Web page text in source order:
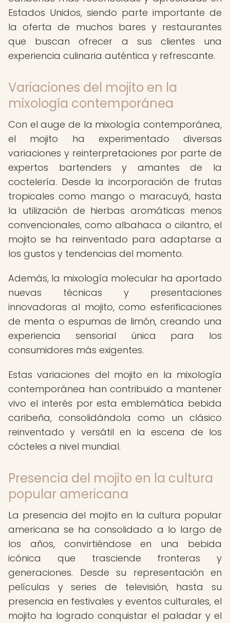
Estados Unidos, siendo parte importante de
la oferta de muchos bares y restaurantes
que buscan ofrecer a sus clientes una
experiencia culinaria auténtica y refrescante.
Variaciones del mojito en la
mixología contemporánea
Con el auge de la mixología contemporánea,
el mojito ha experimentado diversas
variaciones y reinterpretaciones por parte de
expertos bartenders y amantes de la
coctelería. Desde la incorporación de frutas
tropicales como mango o maracuyá, hasta
la utilización de hierbas aromáticas menos
convencionales, como albahaca o cilantro, el
mojito se ha reinventado para adaptarse a
los gustos y tendencias del momento.
Además, la mixología molecular ha aportado
nuevas técnicas y presentaciones
innovadoras al mojito, como esferificaciones
de menta o espumas de limón, creando una
experiencia sensorial única para los
consumidores más exigentes.
Estas variaciones del mojito en la mixología
contemporánea han contribuido a mantener
vivo el interés por esta emblemática bebida
caribeña, consolidándola como un clásico
reinventado y versátil en la escena de los
cócteles a nivel mundial.
Presencia del mojito en la cultura
popular americana
La presencia del mojito en la cultura popular
americana se ha consolidado a lo largo de
los años, convirtiéndose en una bebida
icónica que trasciende fronteras y
generaciones. Desde su representación en
películas y series de televisión, hasta su
presencia en festivales y eventos culturales, el
mojito ha logrado conquistar el paladar y el